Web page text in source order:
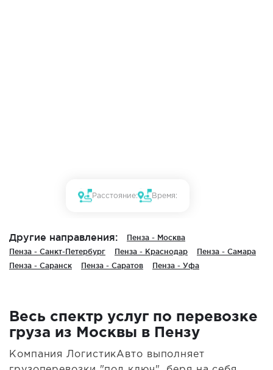
Расстояние: Время:
Другие направления:
Пенза - Москва
Пенза - Санкт-Петербург
Пенза - Краснодар
Пенза - Самара
Пенза - Саранск
Пенза - Саратов Пенза - Уфа
Весь спектр услуг по перевозке
груза из Москвы в Пензу
Компания ЛогистикАвто выполняет